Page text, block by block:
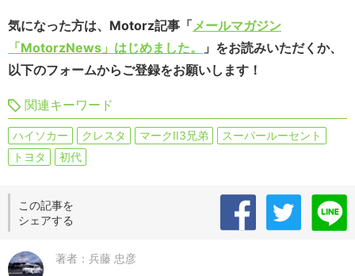
気になった方は、Motorz記事「メールマガジン
「MotorzNews」はじめました。
」をお読みいただくか、
以下のフォームからご登録をお願いします！
関連キーワード
ハイソカー クレスタ マークII3兄弟
スーパールーセント
トヨタ
初代
この記事を
シェアする
著者：兵藤 忠彦